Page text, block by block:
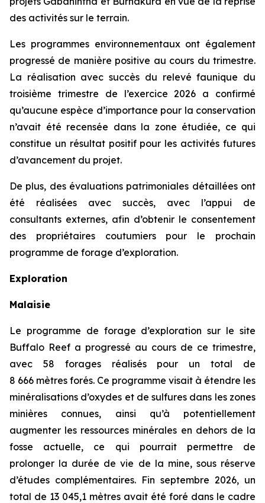
des activités sur le terrain.
Les programmes environnementaux ont également
progressé de manière positive au cours du trimestre.
La réalisation avec succès du relevé faunique du
troisième trimestre de l’exercice 2026 a confirmé
qu’aucune espèce d’importance pour la conservation
n’avait été recensée dans la zone étudiée, ce qui
constitue un résultat positif pour les activités futures
d’avancement du projet.
De plus, des évaluations patrimoniales détaillées ont
été réalisées avec succès, avec l’appui de
consultants externes, afin d’obtenir le consentement
des propriétaires coutumiers pour le prochain
programme de forage d’exploration.
Exploration
Malaisie
Le programme de forage d’exploration sur le site
Buffalo Reef a progressé au cours de ce trimestre,
avec 58 forages réalisés pour un total de
8 666 mètres forés. Ce programme visait à étendre les
minéralisations d’oxydes et de sulfures dans les zones
minières connues, ainsi qu’à potentiellement
augmenter les ressources minérales en dehors de la
fosse actuelle, ce qui pourrait permettre de
prolonger la durée de vie de la mine, sous réserve
d’études complémentaires. Fin septembre 2026, un
total de 13 045,1 mètres avait été foré dans le cadre